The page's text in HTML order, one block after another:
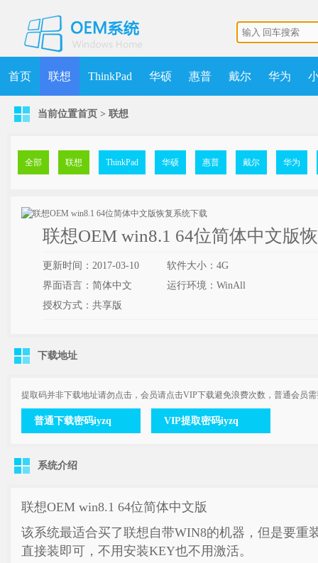
首页 联想 ThinkPad 华硕 惠普 戴尔 华为
机械师 MSDN 清华同方
当前位置首页 > 联想
全部 联想 ThinkPad 华硕 惠普 戴尔 华为
联想OEM win8.1 64位简体中文版
更新时间：2017-03-10
软件大小：4G
界面语言：简体中文
运行环境：WinAll
授权方式：共享版
下载地址
提取码并非下载地址请勿点击，会员请点击VIP下载避免浪费次数，普通会员
普通下载密码iyzq VIP提取密码iyzq
系统介绍
联想OEM win8.1 64位简体中文版
该系统最适合买了联想自带WIN8的机器，但是要重
直接装即可，不用安装KEY也不用激活。